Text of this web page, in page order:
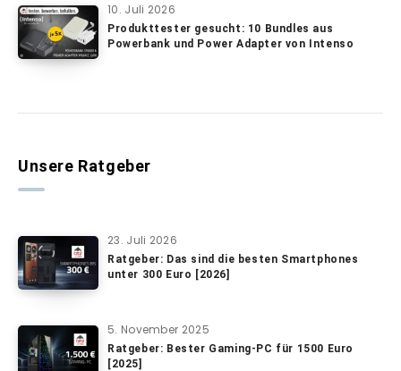
10. Juli 2026
Produkttester gesucht: 10 Bundles aus
Powerbank und Power Adapter von Intenso
Unsere Ratgeber
23. Juli 2026
Ratgeber: Das sind die besten Smartphones
unter 300 Euro [2026]
5. November 2025
Ratgeber: Bester Gaming-PC für 1500 Euro
[2025]